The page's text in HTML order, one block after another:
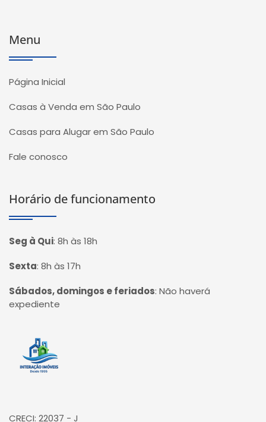
Menu
Página Inicial
Casas à Venda em São Paulo
Casas para Alugar em São Paulo
Fale conosco
Horário de funcionamento
Seg à Qui: 8h às 18h
Sexta: 8h às 17h
Sábados, domingos e feriados: Não haverá
expediente
Página inicial
CRECI: 22037 - J